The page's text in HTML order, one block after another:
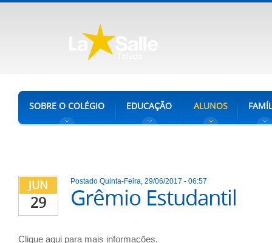
SOBRE O COLÉGIO EDUCAÇÃO ALUNOS
JUN
29
Postado Quinta-Feira, 29/06/2017 - 06:57
Grêmio Estudantil
Clique aqui para mais informações.